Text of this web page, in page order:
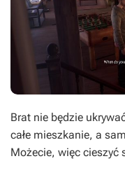
Brat nie będzie
całe mieszkanie, a
Możecie, więc cieszyć